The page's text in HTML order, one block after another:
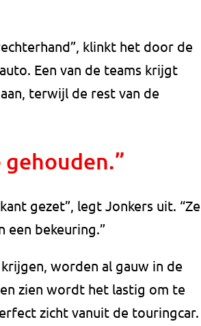
klinkt het door de
Een van de teams krijgt
terwijl de rest van de
gezet”, legt Jonkers uit. “Ze
een bekeuring.”
worden al gauw in de
zien wordt het lastig om te
zicht vanuit de touringcar.